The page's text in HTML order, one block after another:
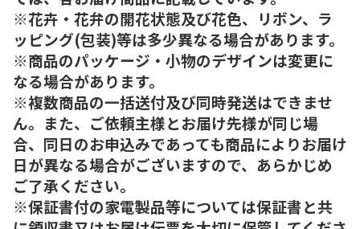
※花卉・花弁の開花状態及び花色、リボン、ラ
ッピング(包装)等は多少異なる場合があります。
※商品のパッケージ・小物のデザインは変更に
なる場合があります。
※複数商品の一括送付及び同時発送はできませ
ん。また、ご依頼主様とお届け先様が同じ場
合、同日のお申込みであっても商品によりお届け
日が異なる場合がございますので、あらかじめ
ご了承ください。
※保証書付の家電製品等については保証書と共